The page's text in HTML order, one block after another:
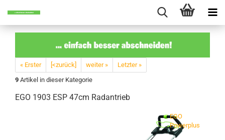
« Erster [<zurück] weiter »
Letzter »
9 Artikel in dieser Kategorie
EGO 1903 ESP 47cm Rad­an­trieb
EGO
Powerplus